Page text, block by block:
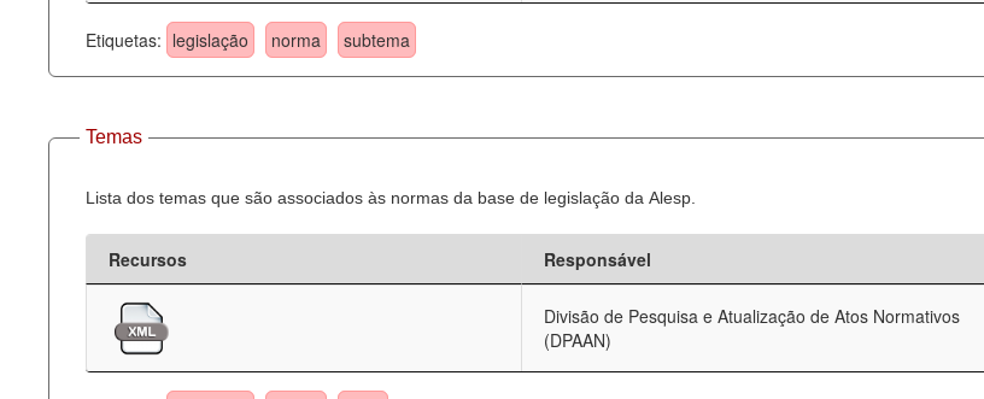
Etiquetas: legislação norma subtema
Temas
Lista dos temas que são associados às normas da base de legislação da Alesp.
Recursos Responsável
Divisão de Pesquisa e Atualização de Atos Normativos
(DPAAN)